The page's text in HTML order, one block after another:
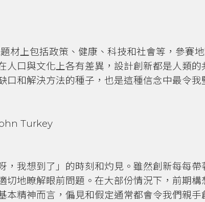
上包括政策、健康、科技和社會等，參賽
口與文化上各有差異，設計創新都是人類
和解決方法的種子，也是這種信念中最令我
Turkey
我想到了」的時刻和灼見。雖然創新每每
地瞭解眼前問題。在大部份情況下，前期構
精神而言，偏見和假定通常都會令我們親